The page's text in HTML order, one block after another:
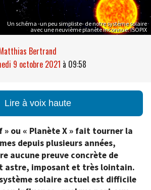
Un schéma -un peu simpliste- de notre système solaire
avec une neuvième planète inconnue. ISOPIX
Bertrand
9 octobre 2021 à 09:58
Lire à voix haute
» ou « Planète X » fait tourner la
depuis plusieurs années,
aucune preuve concrète de
astre, imposant et très lointain.
solaire actuel est difficile